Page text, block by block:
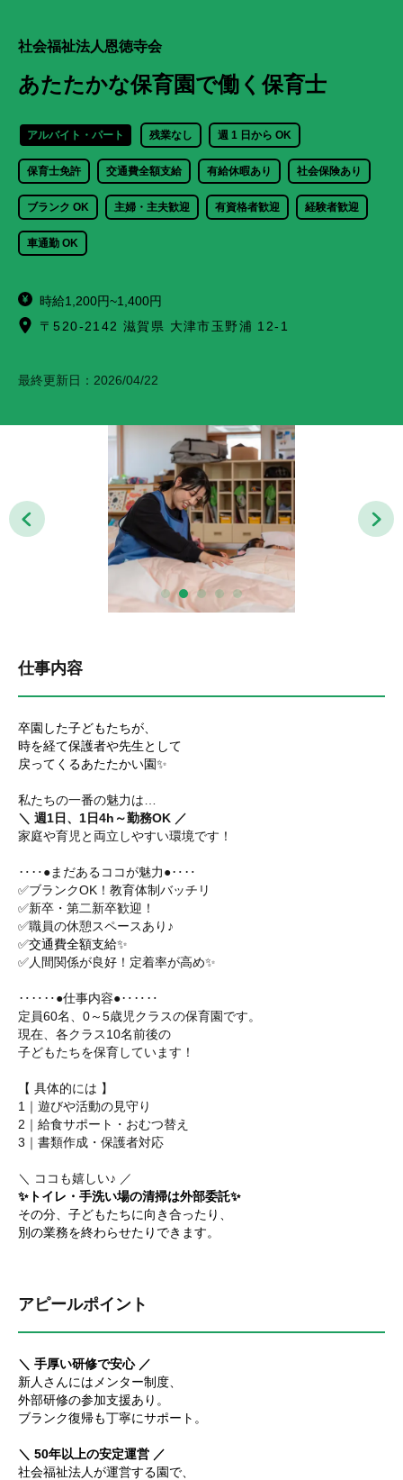
社会福祉法人恩徳寺会
あたたかな保育園で働く保育士
アルバイト・パート 残業なし 週 1 日から OK
保育士免許 交通費全額支給 有給休暇あり 社会保険あり
ブランク OK 主婦・主夫歓迎 有資格者歓迎 経験者歓迎
車通勤 OK
時給1,200円~1,400円
〒520-2142 滋賀県 大津市玉野浦 12-1
最終更新日： 2026/04/22
仕事内容
卒園した子どもたちが、
時を経て保護者や先生として
戻ってくるあたたかい園✨
私たちの一番の魅力は…
＼ 週1日、1日4h～勤務OK ／
家庭や育児と両立しやすい環境です！
‥‥●まだあるココが魅力●‥‥
✅ブランクOK！教育体制バッチリ
✅新卒・第二新卒歓迎！
✅職員の休憩スペースあり♪
✅交通費全額支給✨
✅人間関係が良好！定着率が高め✨
‥‥‥●仕事内容●‥‥‥
定員60名、0～5歳児クラスの保育園です。
現在、各クラス10名前後の
子どもたちを保育しています！
【 具体的には 】
1｜遊びや活動の見守り
2｜給食サポート・おむつ替え
3｜書類作成・保護者対応
＼ ココも嬉しい♪ ／
✨トイレ・手洗い場の清掃は外部委託✨
その分、子どもたちに向き合ったり、
別の業務を終わらせたりできます。
アピールポイント
＼ 手厚い研修で安心 ／
新人さんにはメンター制度、
外部研修の参加支援あり。
ブランク復帰も丁寧にサポート。
＼ 50年以上の安定運営 ／
社会福祉法人が運営する園で、